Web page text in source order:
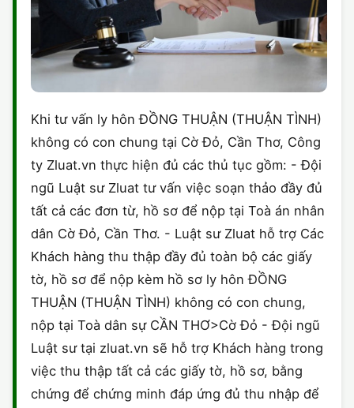
Khi tư vấn ly hôn ĐỒNG THUẬN (THUẬN TÌNH)
không có con chung tại Cờ Đỏ, Cần Thơ, Công
ty Zluat.vn thực hiện đủ các thủ tục gồm: - Đội
ngũ Luật sư Zluat tư vấn việc soạn thảo đầy đủ
tất cả các đơn từ, hồ sơ để nộp tại Toà án nhân
dân Cờ Đỏ, Cần Thơ. - Luật sư Zluat hỗ trợ Các
Khách hàng thu thập đầy đủ toàn bộ các giấy
tờ, hồ sơ để nộp kèm hồ sơ ly hôn ĐỒNG
THUẬN (THUẬN TÌNH) không có con chung,
nộp tại Toà dân sự CẦN THƠ>Cờ Đỏ - Đội ngũ
Luật sư tại zluat.vn sẽ hỗ trợ Khách hàng trong
việc thu thập tất cả các giấy tờ, hồ sơ, bằng
chứng để chứng minh đáp ứng đủ thu nhập để